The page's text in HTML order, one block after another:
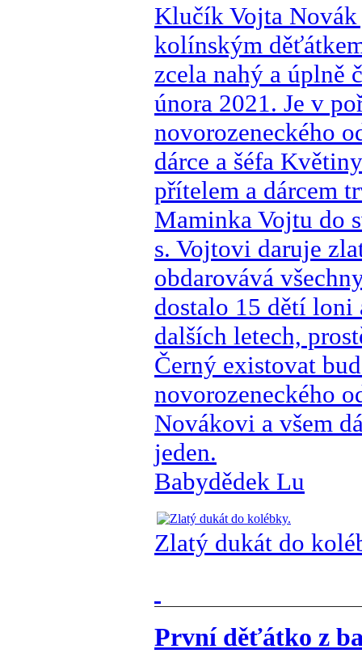
Klučík Vojta Novák
kolínským
zcela nahý a úplně
února 2021. Je v
novorozeneckého
dárce a šéfa
přítelem a dárcem
Maminka Vojtu do
s. Vojtovi daruje
obdarovává
dostalo 15 dětí loni
dalších letech,
Černý existovat
novorozeneckého
Novákovi a všem
jeden.
Babydědek Lu
Zlatý dukát do
První děťátko z